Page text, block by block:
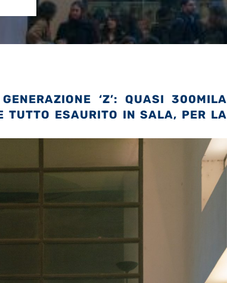
‘Z’: QUASI 300MILA
ESAURITO IN SALA, PER LA